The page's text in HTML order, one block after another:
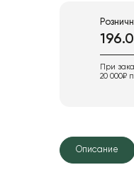
При
20 000₽
Описание